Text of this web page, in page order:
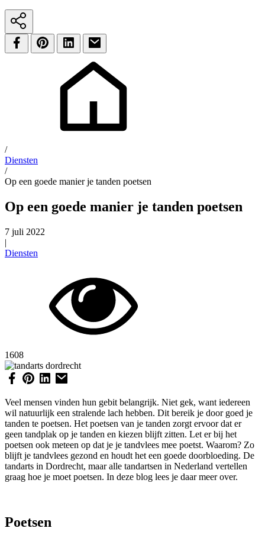
/
Diensten
/
Op een goede manier je tanden poetsen
Op een goede manier je tanden poetsen
7 juli 2022
|
Diensten
1608
Veel mensen vinden hun gebit belangrijk. Niet gek, want iedereen
wil natuurlijk een stralende lach hebben. Dit bereik je door goed je
tanden te poetsen. Het poetsen van je tanden zorgt ervoor dat er
geen tandplak op je tanden en kiezen blijft zitten. Let er bij het
poetsen ook meteen op dat je je tandvlees mee poetst. Waarom? Zo
blijft je tandvlees gezond en houdt het een goede doorbloeding. De
tandarts in Dordrecht, maar alle tandartsen in Nederland vertellen
graag hoe je moet poetsen. In deze blog lees je daar meer over.
Poetsen